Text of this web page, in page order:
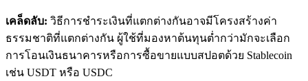
เคล็ดลับ: วิธีการชำระเงินที่แตกต่างกันอาจมีโครงสร้างค่า
ธรรมชาติที่แตกต่างกัน ผู้ใช้ที่มองหาต้นทุนต่ำกว่ามักจะเลือก
การโอนเงินธนาคารหรือการซื้อขายแบบสปอตด้วย Stablecoin
เช่น USDT หรือ USDC